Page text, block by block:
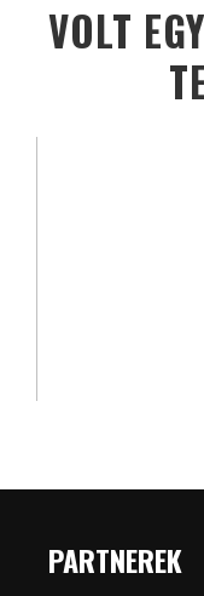
VOLT
PARTNEREK